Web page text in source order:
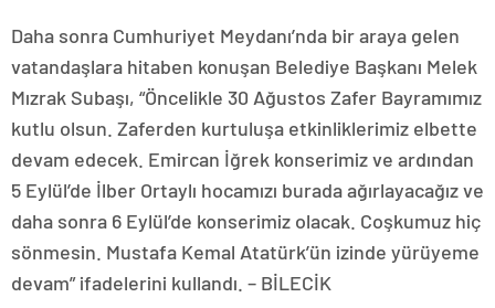
Daha sonra Cumhuriyet Meydanı’nda bir araya gelen
vatandaşlara hitaben konuşan Belediye Başkanı Melek
Mızrak Subaşı, “Öncelikle 30 Ağustos Zafer Bayramımız
kutlu olsun. Zaferden kurtuluşa etkinliklerimiz elbette
devam edecek. Emircan İğrek konserimiz ve ardından
5 Eylül’de İlber Ortaylı hocamızı burada ağırlayacağız ve
daha sonra 6 Eylül’de konserimiz olacak. Coşkumuz hiç
sönmesin. Mustafa Kemal Atatürk’ün izinde yürüyeme
devam” ifadelerini kullandı. – BİLECİK